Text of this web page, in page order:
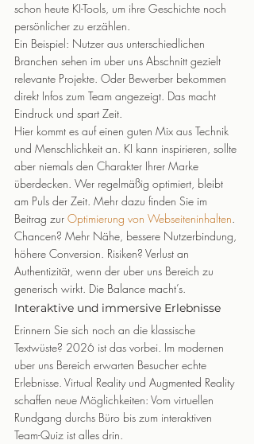
schon heute KI-Tools, um ihre Geschichte noch
persönlicher zu erzählen.
Ein Beispiel: Nutzer aus unterschiedlichen
Branchen sehen im uber uns Abschnitt gezielt
relevante Projekte. Oder Bewerber bekommen
direkt Infos zum Team angezeigt. Das macht
Eindruck und spart Zeit.
Hier kommt es auf einen guten Mix aus Technik
und Menschlichkeit an. KI kann inspirieren, sollte
aber niemals den Charakter Ihrer Marke
überdecken. Wer regelmäßig optimiert, bleibt
am Puls der Zeit. Mehr dazu finden Sie im
Beitrag zur Optimierung von Webseiteninhalten.
Chancen? Mehr Nähe, bessere Nutzerbindung,
höhere Conversion. Risiken? Verlust an
Authentizität, wenn der uber uns Bereich zu
generisch wirkt. Die Balance macht’s.
Interaktive und immersive Erlebnisse
Erinnern Sie sich noch an die klassische
Textwüste? 2026 ist das vorbei. Im modernen
uber uns Bereich erwarten Besucher echte
Erlebnisse. Virtual Reality und Augmented Reality
schaffen neue Möglichkeiten: Vom virtuellen
Rundgang durchs Büro bis zum interaktiven
Team-Quiz ist alles drin.